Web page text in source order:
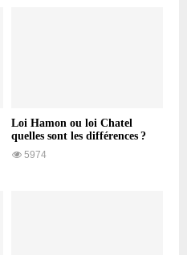
Loi Hamon ou loi Chatel
quelles sont les différences ?
5974